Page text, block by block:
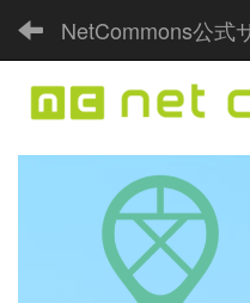
NetCommons公式